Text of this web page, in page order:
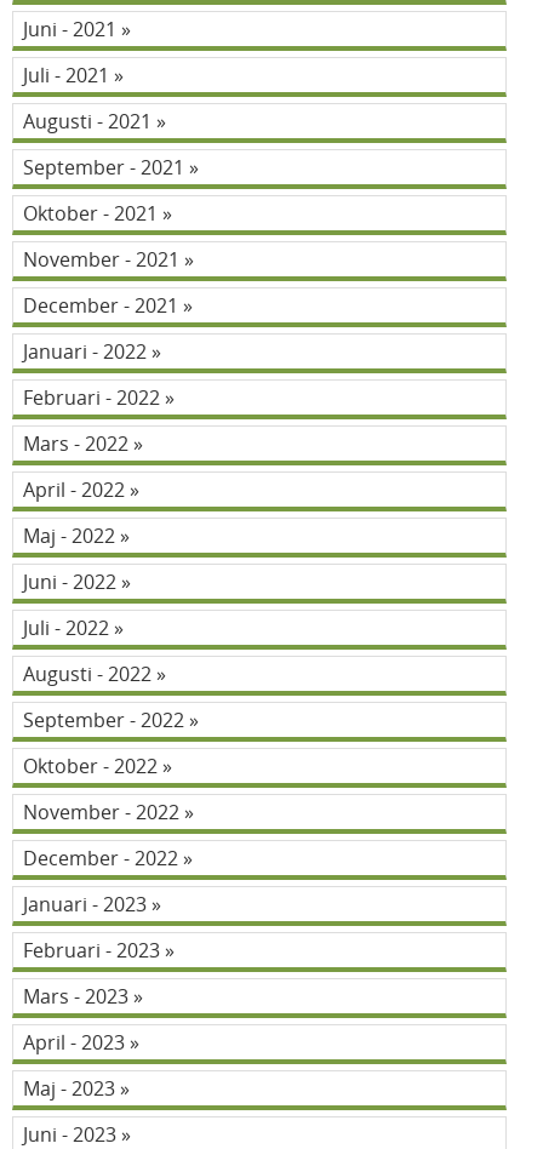
Juni - 2021
Juli - 2021
Augusti - 2021
September - 2021
Oktober - 2021
November - 2021
December - 2021
Januari - 2022
Februari - 2022
Mars - 2022
April - 2022
Maj - 2022
Juni - 2022
Juli - 2022
Augusti - 2022
September - 2022
Oktober - 2022
November - 2022
December - 2022
Januari - 2023
Februari - 2023
Mars - 2023
April - 2023
Maj - 2023
Juni - 2023